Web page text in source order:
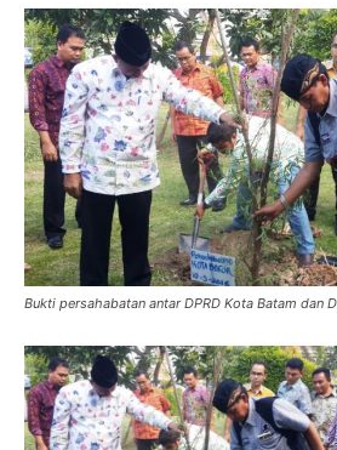
Bukti persahabatan antar DPRD Kota Batam dan